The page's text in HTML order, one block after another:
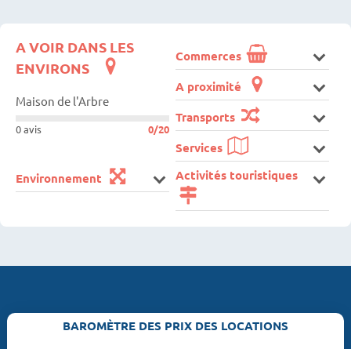
A VOIR DANS LES
ENVIRONS
Maison de l'Arbre
0 avis 0/20
Commerces
A proximité
Transports
Services
Environnement
Activités touristiques
BAROMÈTRE DES PRIX DES LOCATIONS